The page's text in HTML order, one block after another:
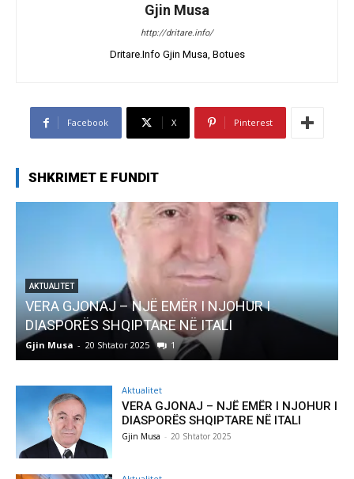
Gjin Musa
http://dritare.info/
Dritare.Info Gjin Musa, Botues
Facebook X Pinterest
SHKRIMET E FUNDIT
AKTUALITET
VERA GJONAJ – NJË EMËR I NJOHUR I
DIASPORËS SHQIPTARE NË ITALI
Gjin Musa - 20 Shtator 2025 1
Aktualitet
VERA GJONAJ – NJË EMËR I NJOHUR I
DIASPORËS SHQIPTARE NË ITALI
Gjin Musa - 20 Shtator 2025